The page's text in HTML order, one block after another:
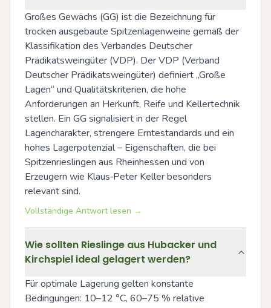
Großes Gewächs (GG) ist die Bezeichnung für
trocken ausgebaute Spitzenlagenweine gemäß der
Klassifikation des Verbandes Deutscher
Prädikatsweingüter (VDP). Der VDP (Verband
Deutscher Prädikatsweingüter) definiert „Große
Lagen“ und Qualitätskriterien, die hohe
Anforderungen an Herkunft, Reife und Kellertechnik
stellen. Ein GG signalisiert in der Regel
Lagencharakter, strengere Erntestandards und ein
hohes Lagerpotenzial – Eigenschaften, die bei
Spitzenrieslingen aus Rheinhessen und von
Erzeugern wie Klaus‑Peter Keller besonders
relevant sind.
Vollständige Antwort lesen →
Wie sollten Rieslinge aus Hubacker und
Kirchspiel ideal gelagert werden?
Für optimale Lagerung gelten konstante
Bedingungen: 10–12 °C, 60–75 % relative